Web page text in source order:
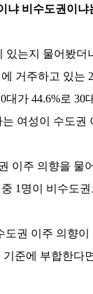
냐 비수도권이냐
는지 물어봤더
거주하고 있
가 44.6%로 30
여성이 수도
주 의향을 물
중 1명이 비수도
권 이주 의향
준에 부합한다